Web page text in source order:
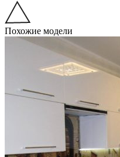
Похожие модели